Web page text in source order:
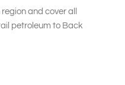
and cover all
petroleum to Back